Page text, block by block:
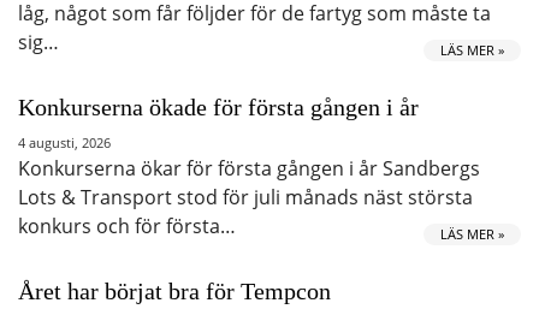
låg, något som får följder för de fartyg som måste ta
sig…
LÄS MER »
Konkurserna ökade för första gången i år
4 augusti, 2026
Konkurserna ökar för första gången i år Sandbergs
Lots & Transport stod för juli månads näst största
konkurs och för första…
LÄS MER »
Året har börjat bra för Tempcon